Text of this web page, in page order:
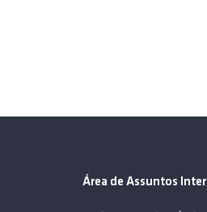
Área de Assuntos